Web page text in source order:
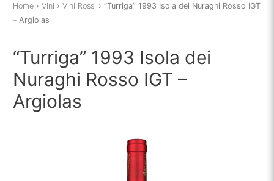
Home ›Vini ›Vini Rossi › “Turriga” 1993 Isola dei Nuraghi Rosso IGT
– Argiolas
“Turriga” 1993 Isola dei
Nuraghi Rosso IGT –
Argiolas